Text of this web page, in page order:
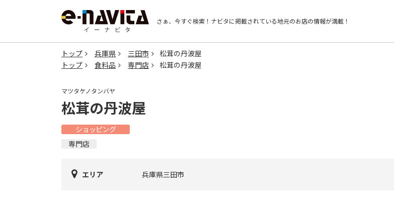
さぁ、今すぐ検索！ ナビタに掲載されている地元のお店の情報が満載！
トップ 兵庫県 三田市
松茸の丹波屋
トップ
食料品 専門店 松茸の丹波屋
マツタケノタンバヤ
松茸の丹波屋
ショッピング
専門店
エリア 兵庫県三田市